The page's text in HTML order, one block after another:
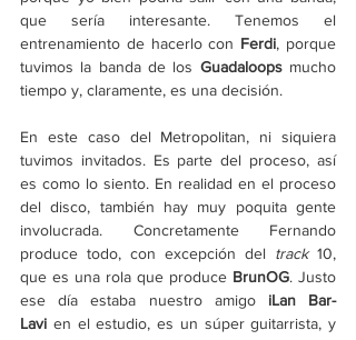
que sería interesante. Tenemos el
entrenamiento de hacerlo con Ferdi, porque
tuvimos la banda de los Guadaloops mucho
tiempo y, claramente, es una decisión.
En este caso del Metropolitan, ni siquiera
tuvimos invitados. Es parte del proceso, así
es como lo siento. En realidad en el proceso
del disco, también hay muy poquita gente
involucrada. Concretamente Fernando
produce todo, con excepción del track 10,
que es una rola que produce BrunOG. Justo
ese día estaba nuestro amigo iLan Bar-
Lavi en el estudio, es un súper guitarrista, y